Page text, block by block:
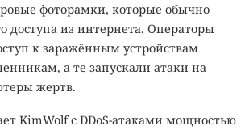
фоторамки, которые обычно
доступа из интернета. Операторы
к заражённым устройствам
а те запускали атаки на
жертв.
KimWolf с DDoS-атаками мощностью